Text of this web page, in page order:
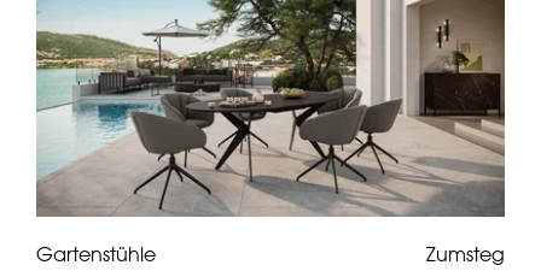
Gartenstühle Zumsteg